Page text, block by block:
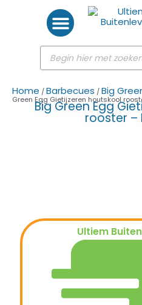
Home /Barbecues /Big
Green Egg Gietijzeren houtskool
Big Green Egg
rooster –
Ultiem